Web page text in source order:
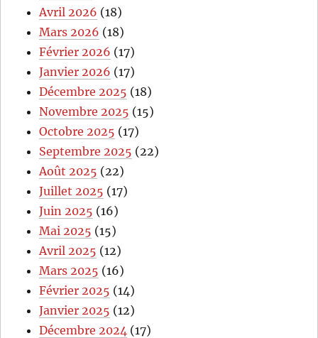
Avril 2026 (18)
Mars 2026 (18)
Février 2026 (17)
Janvier 2026 (17)
Décembre 2025 (18)
Novembre 2025 (15)
Octobre 2025 (17)
Septembre 2025 (22)
Août 2025 (22)
Juillet 2025 (17)
Juin 2025 (16)
Mai 2025 (15)
Avril 2025 (12)
Mars 2025 (16)
Février 2025 (14)
Janvier 2025 (12)
Décembre 2024 (17)